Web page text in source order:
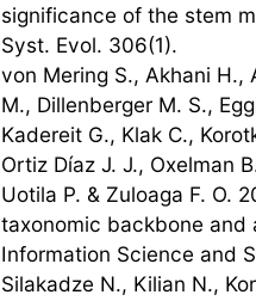
significance of the stem
Syst. Evol. 306(1).
von Mering S., Akhani H.,
M., Dillenberger M. S.,
Kadereit G., Klak C.,
Ortiz Díaz J. J., Oxelman
Uotila P. & Zuloaga F. O.
taxonomic backbone and
Information Science and
Silakadze N., Kilian N.,